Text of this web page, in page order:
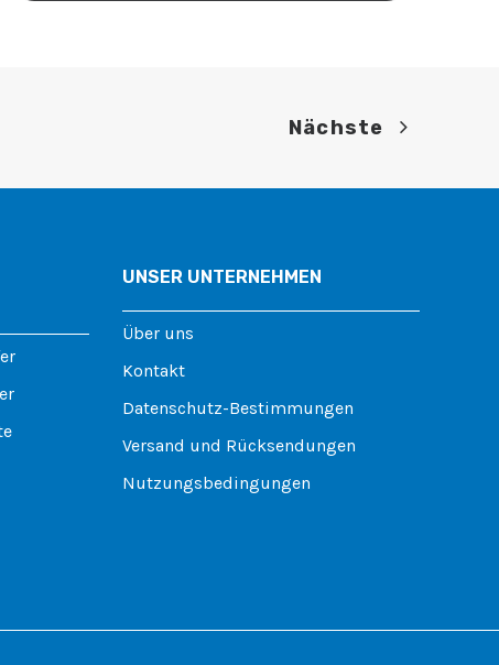
Nächste
UNSER UNTERNEHMEN
Über uns
Kontakt
Datenschutz-Bestimmungen
Versand und Rücksendungen
Nutzungsbedingungen